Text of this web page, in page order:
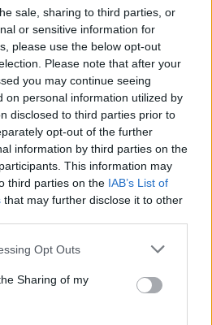
sale, sharing to third parties, or
or sensitive information for
please use the below opt-out
Please note that after your
you may continue seeing
on personal information utilized by
disclosed to third parties prior to
opt-out of the further
information by third parties on the
This information may
third parties on the IAB’s List of
that may further disclose it to other
Opt Outs
Sharing of my
infiel